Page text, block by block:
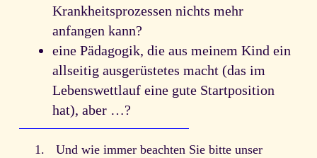
Krankheitsprozessen nichts mehr
anfangen kann?
eine Pädagogik, die aus meinem Kind ein
allseitig ausgerüstetes macht (das im
Lebenswettlauf eine gute Startposition
hat), aber …?
1
Und wie immer beachten Sie bitte unser